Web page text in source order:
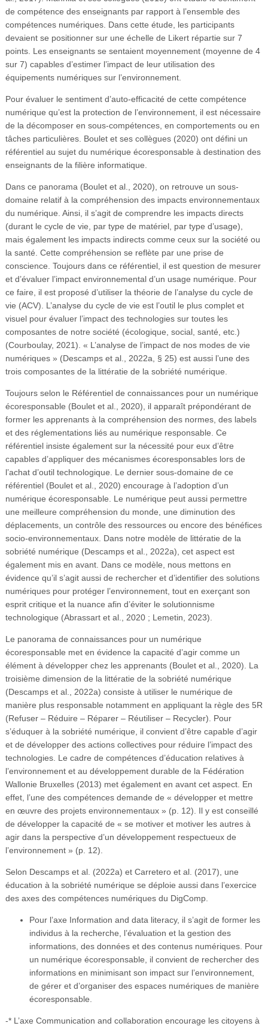
de compétence des enseignants par rapport à l’ensemble des
compétences numériques. Dans cette étude, les participants
devaient se positionner sur une échelle de Likert répartie sur 7
points. Les enseignants se sentaient moyennement (moyenne de 4
sur 7) capables d’estimer l’impact de leur utilisation des
équipements numériques sur l’environnement.
Pour évaluer le sentiment d’auto-efficacité de cette compétence
numérique qu’est la protection de l’environnement, il est nécessaire
de la décomposer en sous-compétences, en comportements ou en
tâches particulières. Boulet et ses collègues (2020) ont défini un
référentiel au sujet du numérique écoresponsable à destination des
enseignants de la filière informatique.
Dans ce panorama (Boulet et al., 2020), on retrouve un sous-
domaine relatif à la compréhension des impacts environnementaux
du numérique. Ainsi, il s’agit de comprendre les impacts directs
(durant le cycle de vie, par type de matériel, par type d’usage),
mais également les impacts indirects comme ceux sur la société ou
la santé. Cette compréhension se reflète par une prise de
conscience. Toujours dans ce référentiel, il est question de mesurer
et d’évaluer l’impact environnemental d’un usage numérique. Pour
ce faire, il est proposé d’utiliser la théorie de l’analyse du cycle de
vie (ACV). L’analyse du cycle de vie est l’outil le plus complet et
visuel pour évaluer l’impact des technologies sur toutes les
composantes de notre société (écologique, social, santé, etc.)
(Courboulay, 2021). « L’analyse de l’impact de nos modes de vie
numériques » (Descamps et al., 2022a, § 25) est aussi l’une des
trois composantes de la littératie de la sobriété numérique.
Toujours selon le Référentiel de connaissances pour un numérique
écoresponsable (Boulet et al., 2020), il apparaît prépondérant de
former les apprenants à la compréhension des normes, des labels
et des réglementations liés au numérique responsable. Ce
référentiel insiste également sur la nécessité pour eux d’être
capables d’appliquer des mécanismes écoresponsables lors de
l’achat d’outil technologique. Le dernier sous-domaine de ce
référentiel (Boulet et al., 2020) encourage à l’adoption d’un
numérique écoresponsable. Le numérique peut aussi permettre
une meilleure compréhension du monde, une diminution des
déplacements, un contrôle des ressources ou encore des bénéfices
socio-environnementaux. Dans notre modèle de littératie de la
sobriété numérique (Descamps et al., 2022a), cet aspect est
également mis en avant. Dans ce modèle, nous mettons en
évidence qu’il s’agit aussi de rechercher et d’identifier des solutions
numériques pour protéger l’environnement, tout en exerçant son
esprit critique et la nuance afin d’éviter le solutionnisme
technologique (Abrassart et al., 2020 ; Lemetin, 2023).
Le panorama de connaissances pour un numérique
écoresponsable met en évidence la capacité d’agir comme un
élément à développer chez les apprenants (Boulet et al., 2020). La
troisième dimension de la littératie de la sobriété numérique
(Descamps et al., 2022a) consiste à utiliser le numérique de
manière plus responsable notamment en appliquant la règle des 5R
(Refuser – Réduire – Réparer – Réutiliser – Recycler). Pour
s’éduquer à la sobriété numérique, il convient d’être capable d’agir
et de développer des actions collectives pour réduire l’impact des
technologies. Le cadre de compétences d’éducation relatives à
l’environnement et au développement durable de la Fédération
Wallonie Bruxelles (2013) met également en avant cet aspect. En
effet, l’une des compétences demande de « développer et mettre
en œuvre des projets environnementaux » (p. 12). Il y est conseillé
de développer la capacité de « se motiver et motiver les autres à
agir dans la perspective d’un développement respectueux de
l’environnement » (p. 12).
Selon Descamps et al. (2022a) et Carretero et al. (2017), une
éducation à la sobriété numérique se déploie aussi dans l’exercice
des axes des compétences numériques du DigComp.
Pour l’axe Information and data literacy, il s’agit de former les
individus à la recherche, l’évaluation et la gestion des
informations, des données et des contenus numériques. Pour
un numérique écoresponsable, il convient de rechercher des
informations en minimisant son impact sur l’environnement,
de gérer et d’organiser des espaces numériques de manière
écoresponsable.
-* L’axe Communication and collaboration encourage les citoyens à